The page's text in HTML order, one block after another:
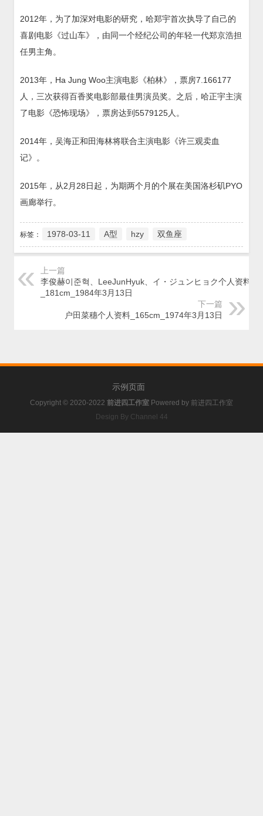
2012年，为了加深对电影的研究，哈郑宇首次执导了自己的
喜剧电影《过山车》，由同一个经纪公司的年轻一代郑京浩担
任男主角。
2013年，Ha Jung Woo主演电影《柏林》，票房7.166177
人，三次获得百香奖电影部最佳男演员奖。之后，哈正宇主演
了电影《恐怖现场》，票房达到5579125人。
2014年，吴海正和田海林将联合主演电影《许三观卖血
记》。
2015年，从2月28日起，为期两个月的个展在美国洛杉矶PYO
画廊举行。
标签： 1978-03-11 A型 hzy 双鱼座
上一篇
李俊赫이준혁、LeeJunHyuk、イ・ジュンヒョク个人资料
_181cm_1984年3月13日
下一篇
户田菜穗个人资料_165cm_1974年3月13日
示例页面
Copyright © 2020-2022 前进四工作室 Powered by 前进四工作室
Design By Channel 44